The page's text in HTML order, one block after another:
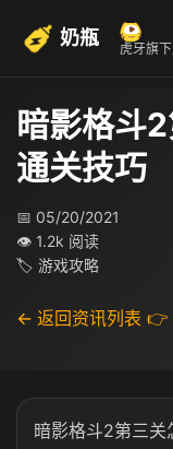
奶瓶 虎牙旗
暗影格斗
通关技巧
📅 05/20/2021
👁 1.2k 阅读
🏷 游戏攻略
← 返回资讯列表 👉
暗影格斗2第三关